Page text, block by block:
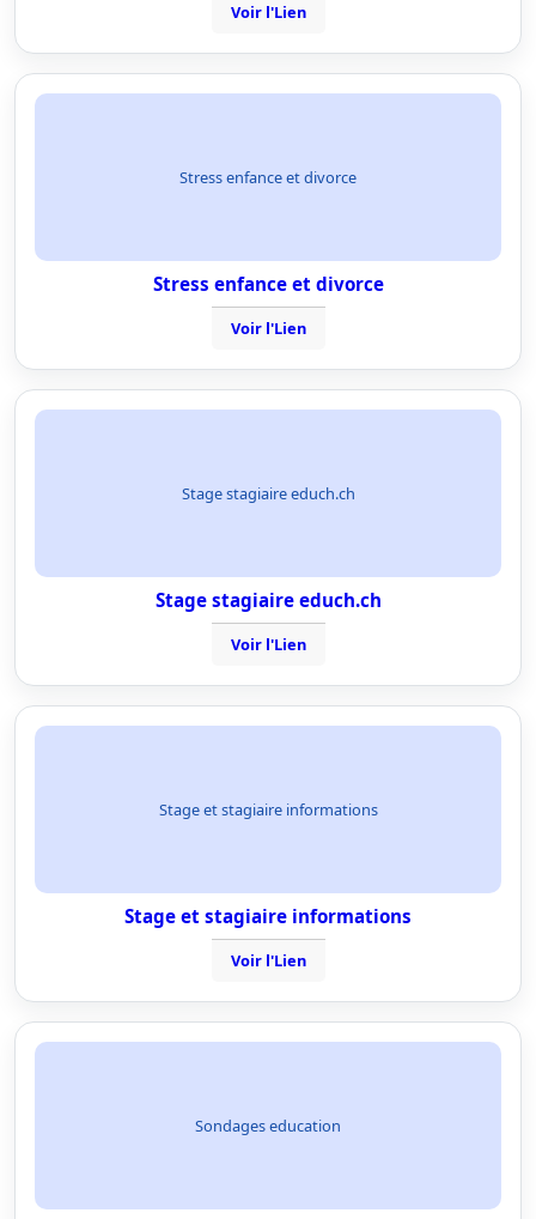
Voir l'Lien
Stress enfance et divorce
Stress enfance et divorce
Voir l'Lien
Stage stagiaire educh.ch
Stage stagiaire educh.ch
Voir l'Lien
Stage et stagiaire informations
Stage et stagiaire informations
Voir l'Lien
Sondages education